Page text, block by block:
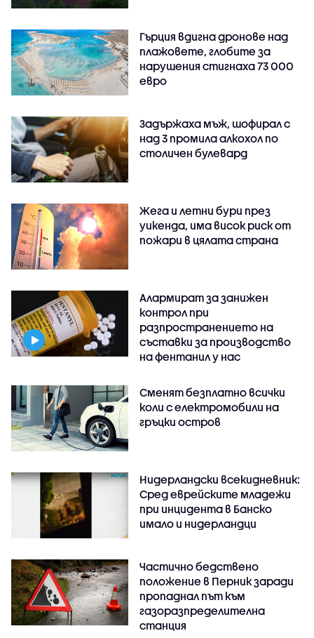
Гърция вдигна дронове над
плажовете, глобите за
нарушения стигнаха 73 000
евро
Задържаха мъж, шофирал с
над 3 промила алкохол по
столичен булевард
Жега и летни бури през
уикенда, има висок риск от
пожари в цялата страна
Алармират за занижен
контрол при
разпространението на
съставки за производство
на фентанил у нас
Сменят безплатно всички
коли с електромобили на
гръцки остров
Нидерландски всекидневник:
Сред еврейските младежи
при инцидента в Банско
имало и нидерландци
Частично бедствено
положение в Перник заради
пропаднал път към
газоразпределителна
станция